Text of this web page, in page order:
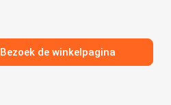
Bezoek de winkelpagina